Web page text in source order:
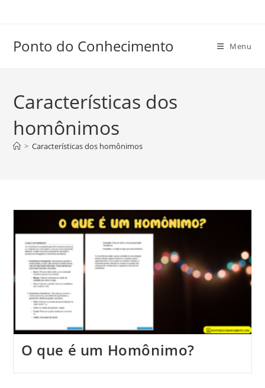
conteúdo
Ponto do Conhecimento Menu
Características dos
homônimos
> Características dos homônimos
O que é um Homônimo?